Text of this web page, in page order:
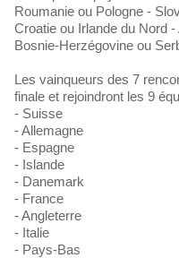
Roumanie ou Pologne -
Croatie ou Irlande du Nord
Bosnie-Herzégovine ou
Les vainqueurs des 7
finale et rejoindront les 9
- Suisse
- Allemagne
- Espagne
- Islande
- Danemark
- France
- Angleterre
- Italie
- Pays-Bas